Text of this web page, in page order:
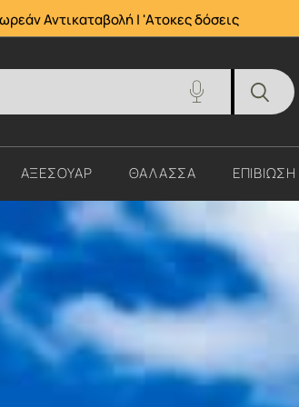
Αντικαταβολή | 'Ατοκες δόσειςTracking
ΑΞΕΣΟΥΑΡ ΘΑΛΑΣΣΑ ΕΠΙΒΙΩΣΗ